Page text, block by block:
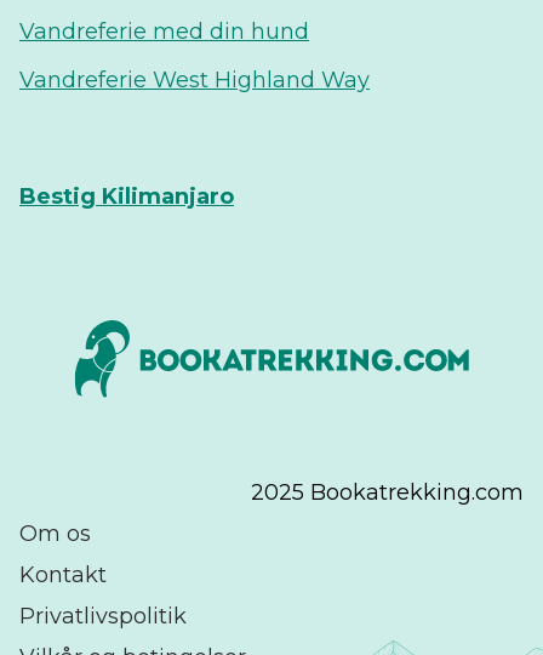
Vandreferie med din hund
Vandreferie West Highland Way
Bestig Kilimanjaro
2025 Bookatrekking.com
Om os
Kontakt
Privatlivspolitik